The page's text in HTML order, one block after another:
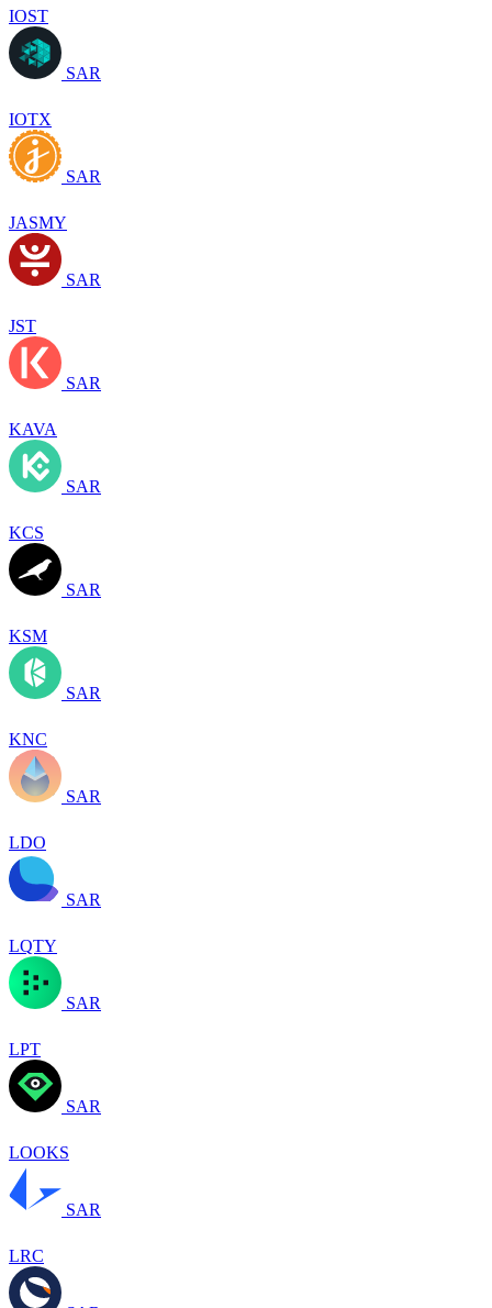
IOST
SAR
IOTX
SAR
JASMY
SAR
JST
SAR
KAVA
SAR
KCS
SAR
KSM
SAR
KNC
SAR
LDO
SAR
LQTY
SAR
LPT
SAR
LOOKS
SAR
LRC